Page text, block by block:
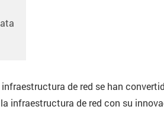
de red se han
de red con su